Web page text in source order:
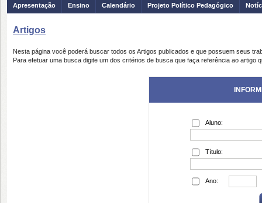
Apresentação Ensino Calendário Projeto Político Pedagógico
Artigos
Nesta página você poderá buscar todos os Artigos publicados e que possuem seus
Para efetuar uma busca digite um dos critérios de busca que faça referência ao artigo
Aluno:
Título:
Ano: